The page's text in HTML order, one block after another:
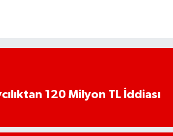
120 Milyon TL İddiası